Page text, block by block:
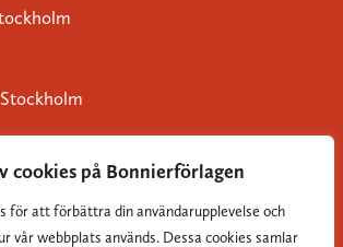
cookies på Bonnierförlagen
för att förbättra din användarupplevelse och
vår webbplats används. Dessa cookies samlar
Stockholm
Om Bonnierförlagen